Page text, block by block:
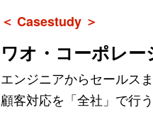
＜ Casestudy ＞
ワオ・コーポレー
エンジニアからセールス
顧客対応を「全社」で行